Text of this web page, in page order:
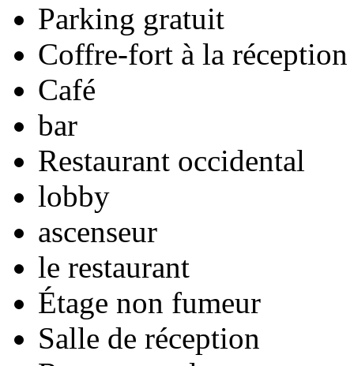
Parking gratuit
Coffre-fort à la réception
Café
bar
Restaurant occidental
lobby
ascenseur
le restaurant
Étage non fumeur
Salle de réception